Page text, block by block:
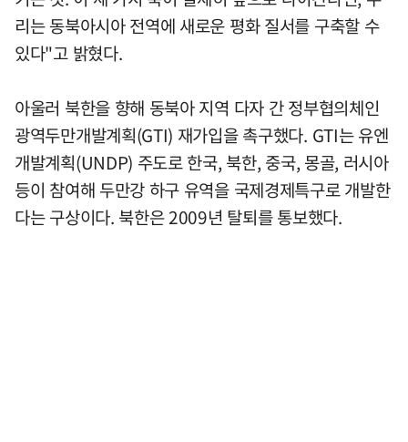
리는 동북아시아 전역에 새로운 평화 질서를 구축할 수
있다"고 밝혔다.
아울러 북한을 향해 동북아 지역 다자 간 정부협의체인
광역두만개발계획(GTI) 재가입을 촉구했다. GTI는 유엔
개발계획(UNDP) 주도로 한국, 북한, 중국, 몽골, 러시아
등이 참여해 두만강 하구 유역을 국제경제특구로 개발한
다는 구상이다. 북한은 2009년 탈퇴를 통보했다.